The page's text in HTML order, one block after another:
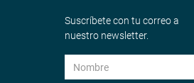
Suscríbete con tu correo a
nuestro newsletter.